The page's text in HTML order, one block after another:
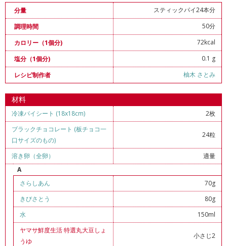
分量
スティックパイ24本分
調理時間
50分
カロリー（1個分)
72kcal
塩分（1個分)
0.1 g
レシピ制作者
柚木 さとみ
材料
冷凍パイシート (18x18cm)
2枚
ブラックチョコレート (板チョコ一
口サイズのもの)
24粒
溶き卵（全卵）
適量
A
さらしあん
70g
きびさとう
80g
水
150ml
ヤマサ鮮度生活 特選丸大豆しょ
うゆ
小さじ2